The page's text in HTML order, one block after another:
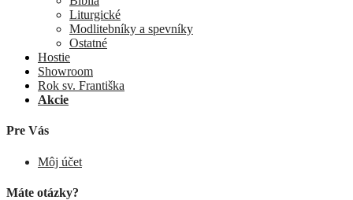
Liturgické
Modlitebníky a spevníky
Ostatné
Hostie
Showroom
Rok sv. Františka
Akcie
Pre Vás
Môj účet
Máte otázky?